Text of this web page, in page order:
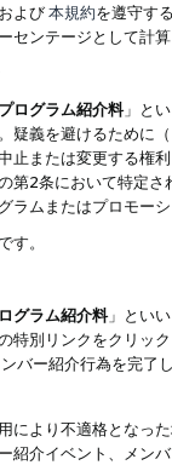
よび本規約を遵守す
センテージとして計
ログラム紹介料」と
疑義を避けるために
止または変更する権
第2条において特定
ラムまたはプロモー
す。
グラム紹介料」とい
特別リンクをクリッ
バー紹介行為を完了
により不適格となっ
紹介イベント、メン